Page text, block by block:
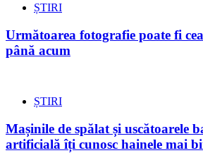
ȘTIRI
Următoarea fotografie poate fi
până acum
ȘTIRI
Mașinile de spălat și uscătoarele
artificială îți cunosc hainele mai